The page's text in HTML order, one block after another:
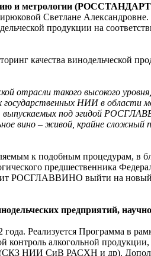
и метрологии
Светлане
продукции на
качества винодельческой
отрасли такого высокого
государственных НИИ в
под эгидой
вино – живой, крайне сложный
к подобным процедурам, в
предшественника
РОСГЛАВВИНО выйти на
предприятий,
года. Реализуется Программа в
алкогольной
(СКЗ НИИ СиВ РАСХН и др).